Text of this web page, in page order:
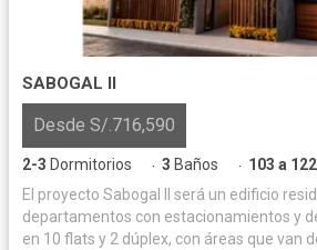
SABOGAL II
Desde S/.716,590
2-3 Dormitorios · 3 Baños · 103 a 122
El proyecto Sabogal II será un edificio
departamentos con estacionamientos y
en 10 flats y 2 dúplex, con áreas que van